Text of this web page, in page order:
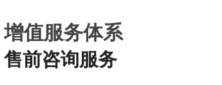
增值服务体系
售前咨询服务